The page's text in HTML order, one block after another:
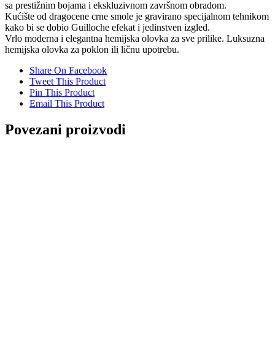
sa prestižnim bojama i ekskluzivnom završnom obradom.
Kućište od dragocene crne smole je gravirano specijalnom tehnikom
kako bi se dobio Guilloche efekat i jedinstven izgled.
Vrlo moderna i elegantna hemijska olovka za sve prilike. Luksuzna
hemijska olovka za poklon ili ličnu upotrebu.
Share On Facebook
Tweet This Product
Pin This Product
Email This Product
Povezani proizvodi